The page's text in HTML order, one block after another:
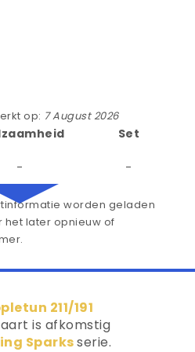
op: 7 August 2026
-
Set
-
worden geladen
het later opnieuw of
211/191
is afkomstig
Sparksserie.